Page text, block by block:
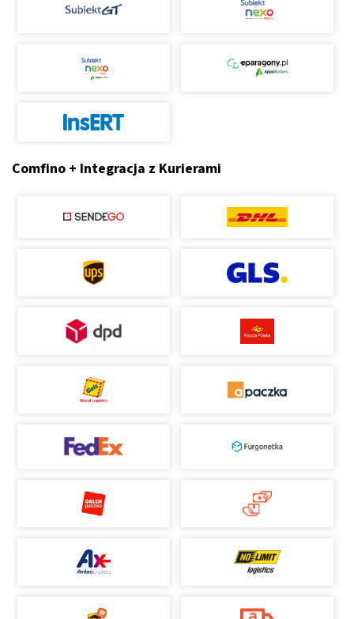
Comfino + Integracja z Kurierami